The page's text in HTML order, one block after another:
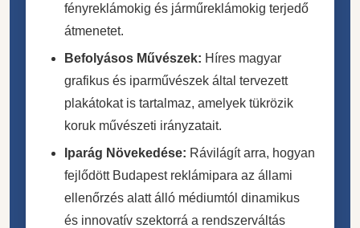
fényreklámokig és járműreklámokig terjedő
átmenetet.
Befolyásos Művészek: Híres magyar
grafikus és iparművészek által tervezett
plakátokat is tartalmaz, amelyek tükrözik
koruk művészeti irányzatait.
Iparág Növekedése: Rávilágít arra, hogyan
fejlődött Budapest reklámipara az állami
ellenőrzés alatt álló médiumtól dinamikus
és innovatív szektorrá a rendszerváltás